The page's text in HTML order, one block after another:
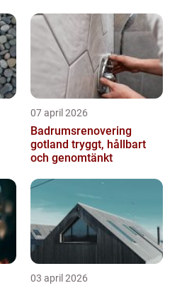
07 april 2026
Badrumsrenovering
gotland tryggt, hållbart
och genomtänkt
03 april 2026